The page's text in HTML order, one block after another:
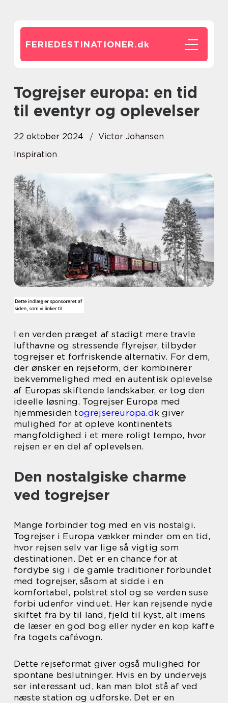
FERIEDESTINATIONER.dk
Togrejser europa: en tid
til eventyr og oplevelser
22 oktober 2024
Victor Johansen
Inspiration
I en verden præget af stadigt mere travle
lufthavne og stressende flyrejser, tilbyder
togrejser et forfriskende alternativ. For dem,
der ønsker en rejseform, der kombinerer
bekvemmelighed med en autentisk oplevelse
af Europas skiftende landskaber, er tog den
ideelle løsning. Togrejser Europa med
hjemmesiden togrejsereuropa.dk giver
mulighed for at opleve kontinentets
mangfoldighed i et mere roligt tempo, hvor
rejsen er en del af oplevelsen.
Den nostalgiske charme
ved togrejser
Mange forbinder tog med en vis nostalgi.
Togrejser i Europa vækker minder om en tid,
hvor rejsen selv var lige så vigtig som
destinationen. Det er en chance for at
fordybe sig i de gamle traditioner forbundet
med togrejser, såsom at sidde i en
komfortabel, polstret stol og se verden suse
forbi udenfor vinduet. Her kan rejsende nyde
skiftet fra by til land, fjeld til kyst, alt imens
de læser en god bog eller nyder en kop kaffe
fra togets cafévogn.
Dette rejseformat giver også mulighed for
spontane beslutninger. Hvis en by undervejs
ser interessant ud, kan man blot stå af ved
næste station og udforske. Det er en